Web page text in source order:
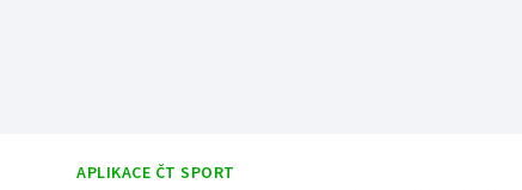
APLIKACE ČT SPORT